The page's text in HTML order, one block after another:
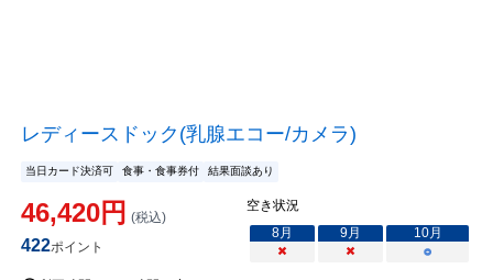
レディースドック(乳腺エコー/カメラ)
当日カード決済可 食事・食事券付 結果面談あり
46,420円 (税込)
422ポイント
空き状況
8月 9月 10月
×
× ○